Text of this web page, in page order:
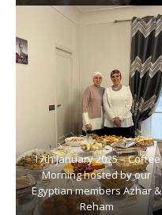
17th January 2025 – Coffee
Morning hosted by our
Egyptian members Azhar &
Reham